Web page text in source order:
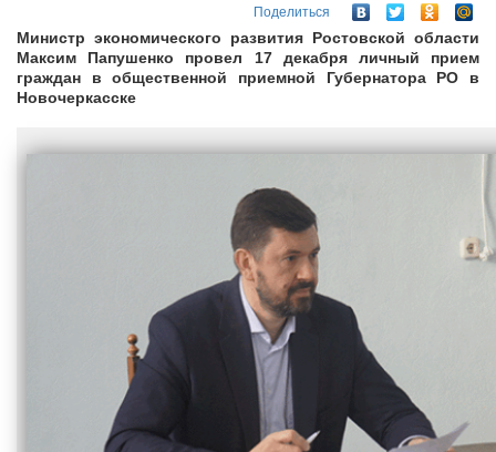
Поделиться
Министр экономического развития Ростовской области
Максим Папушенко провел 17 декабря личный прием
граждан в общественной приемной Губернатора РО в
Новочеркасске